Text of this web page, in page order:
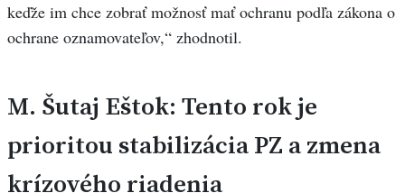
keďže im chce zobrať možnosť mať ochranu podľa zákona o
ochrane oznamovateľov,“ zhodnotil.
M. Šutaj Eštok: Tento rok je
prioritou stabilizácia PZ a zmena
krízového riadenia